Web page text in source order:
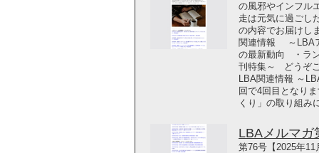
の風邪やインフル
走は元気に過ごし
の内容でお届け
関連情報 ～LBA
の最新動向 ・ラ
刊特集～ どうぞ
LBA関連情報 ～
回で4回目となり
くり」の取り組み
LBAメルマガ
第76号【2025年